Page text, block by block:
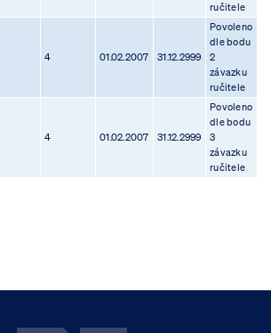
ručitele
4 01.02.2007 31.12.2999
Povoleno
dle bodu
2
závazku
ručitele
4 01.02.2007 31.12.2999
Povoleno
dle bodu
3
závazku
ručitele